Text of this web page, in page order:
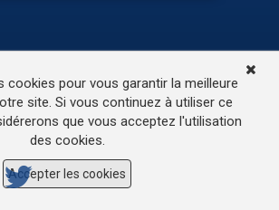
L’accessibilité de ce site
– Production : Dew production – Tous
réservés – Webdesign: Lokidor
cookies pour vous garantir la meilleure
site. Si vous continuez à utiliser ce
que vous acceptez l'utilisation
des cookies.
Accepter les cookies